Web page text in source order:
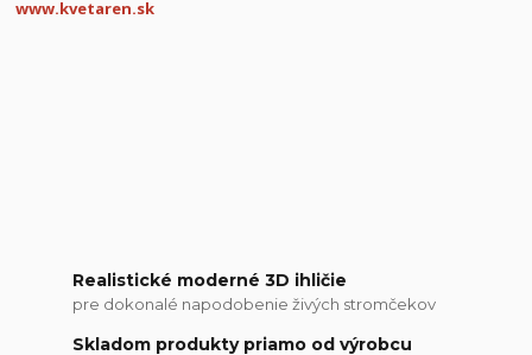
www.kvetaren.sk
Realistické moderné 3D ihličie
pre dokonalé napodobenie živých stromčekov
Skladom produkty priamo od výrobcu